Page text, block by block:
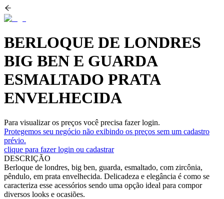
BERLOQUE DE LONDRES
BIG BEN E GUARDA
ESMALTADO PRATA
ENVELHECIDA
Para visualizar os preços você precisa fazer login.
Protegemos seu negócio não exibindo os preços sem um cadastro
prévio.
clique para fazer login ou cadastrar
DESCRIÇÃO
Berloque de londres, big ben, guarda, esmaltado, com zircônia,
pêndulo, em prata envelhecida. Delicadeza e elegância é como se
caracteriza esse acessórios sendo uma opção ideal para compor
diversos looks e ocasiões.